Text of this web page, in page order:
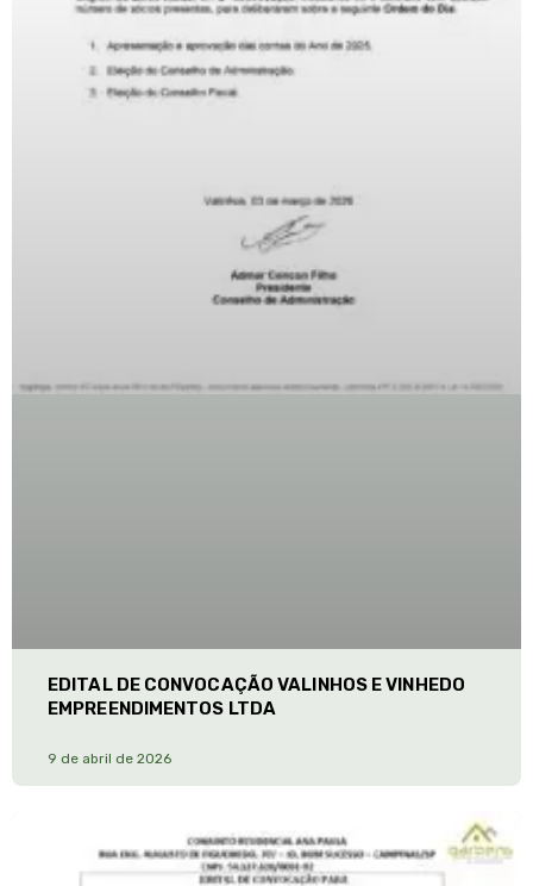
EDITAL DE CONVOCAÇÃO VALINHOS E VINHEDO
EMPREENDIMENTOS LTDA
9 de abril de 2026